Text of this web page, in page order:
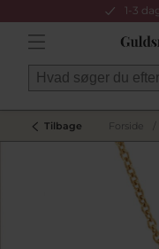
1-3
Tilbage Forside